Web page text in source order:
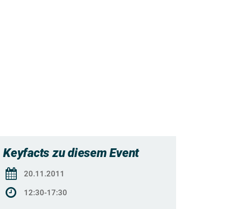
Keyfacts zu diesem Event
20.11.2011
12:30-17:30